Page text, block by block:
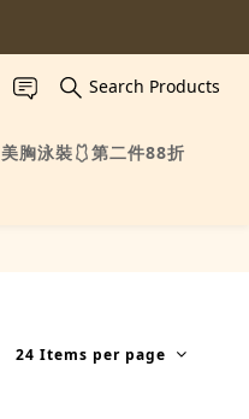
Search Products
美胸泳裝🩱第二件88折
24 Items per page